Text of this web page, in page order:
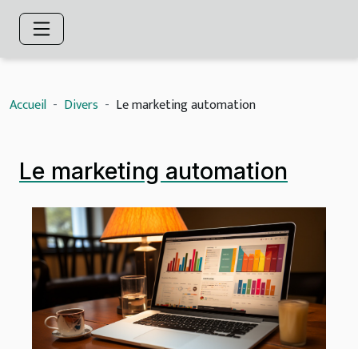
Accueil Divers Le marketing automation
Le marketing automation